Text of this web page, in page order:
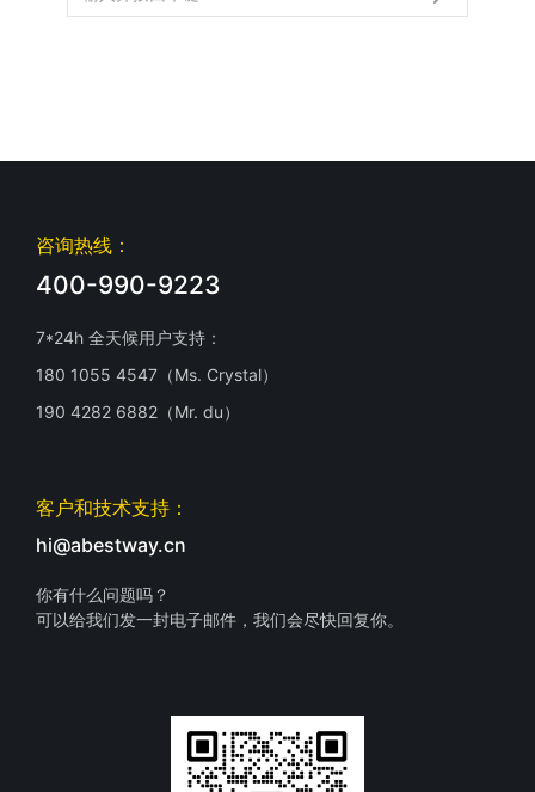
咨询热线：
400-990-9223
7*24h 全天候用户支持：
180 1055 4547（Ms. Crystal）
190 4282 6882（Mr. du）
客户和技术支持：
hi@abestway.cn
你有什么问题吗？
可以给我们发一封电子邮件，我们会尽快回复你。